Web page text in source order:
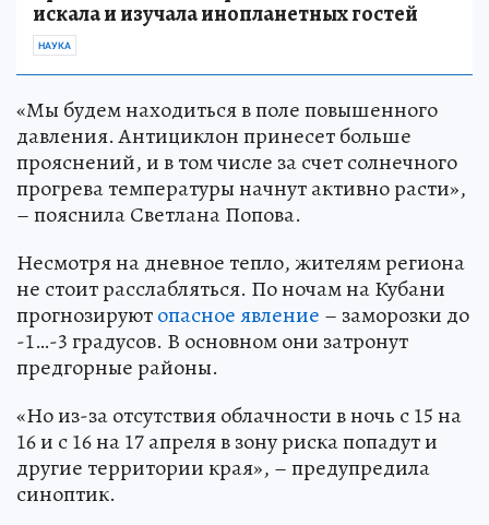
искала и изучала инопланетных гостей
НАУКА
«Мы будем находиться в поле повышенного
давления. Антициклон принесет больше
прояснений, и в том числе за счет солнечного
прогрева температуры начнут активно расти»,
– пояснила Светлана Попова.
Несмотря на дневное тепло, жителям региона
не стоит расслабляться. По ночам на Кубани
прогнозируютопасное явление – заморозки до
-1…-3 градусов. В основном они затронут
предгорные районы.
«Но из-за отсутствия облачности в ночь с 15 на
16 и с 16 на 17 апреля в зону риска попадут и
другие территории края», – предупредила
синоптик.